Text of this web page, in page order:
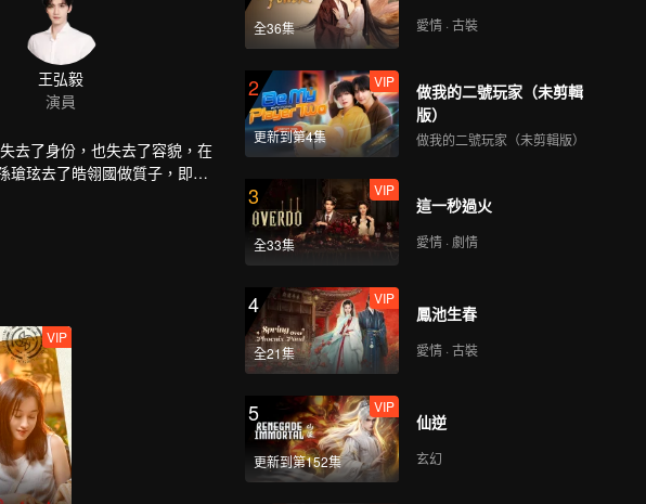
王弘毅
演員
去了身份，也失去了容貌，在
瑲玹去了皓翎國做質子，即使
璟，朝夕相處中二人情愫漸
王姬身份。為了一統天下，
VIP
全36集 愛情 · 古裝
2
更新到第4集
VIP
做我的二號玩家（未剪輯
版）
做我的二號玩家（未剪輯版）
3
全33集
VIP
這一秒過火
愛情 · 劇情
4
全21集
VIP
鳳池生春
愛情 · 古裝
5
更新到第152集
VIP
仙逆
玄幻